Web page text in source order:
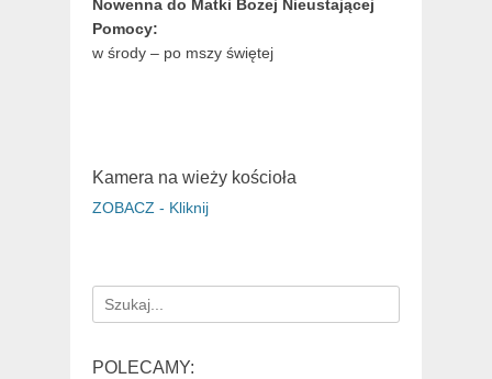
Nowenna do Matki Bożej Nieustającej
Pomocy:
w środy – po mszy świętej
Kamera na wieży kościoła
ZOBACZ - Kliknij
Search
for:
POLECAMY: